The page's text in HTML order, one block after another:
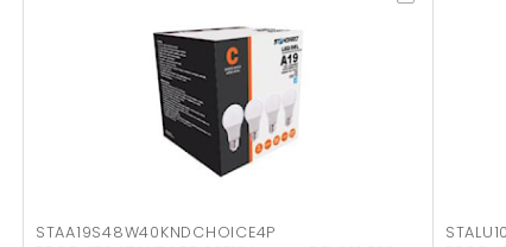
STAA19S48W40KNDCHOICE4P